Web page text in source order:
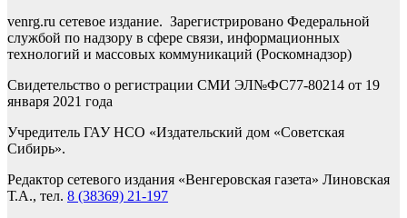
venrg.ru сетевое издание. Зарегистрировано Федеральной
службой по надзору в сфере связи, информационных
технологий и массовых коммуникаций (Роскомнадзор)
Свидетельство о регистрации СМИ ЭЛ№ФС77-80214 от 19
января 2021 года
Учредитель ГАУ НСО «Издательский дом «Советская
Сибирь».
Редактор сетевого издания «Венгеровская газета» Линовская
Т.А., тел. 8 (38369) 21-197